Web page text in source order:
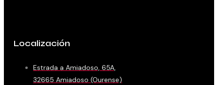
Localización
Estrada a Amiadoso, 65A,
32665 Amiadoso (Ourense)